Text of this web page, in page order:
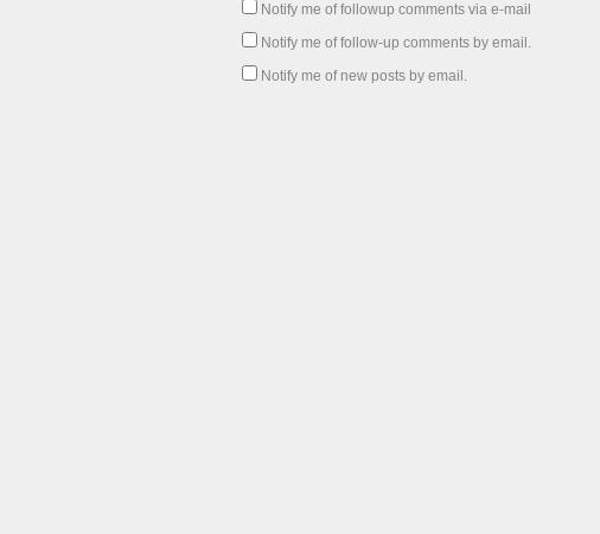
Notify me of followup comments via e-mail
Notify me of follow-up comments by email.
Notify me of new posts by email.